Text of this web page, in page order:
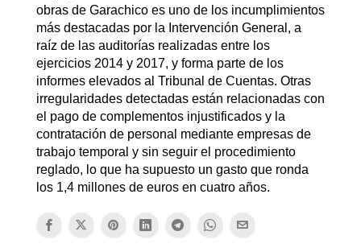
obras de Garachico es uno de los incumplimientos
más destacadas por la Intervención General, a
raíz de las auditorías realizadas entre los
ejercicios 2014 y 2017, y forma parte de los
informes elevados al Tribunal de Cuentas. Otras
irregularidades detectadas están relacionadas con
el pago de complementos injustificados y la
contratación de personal mediante empresas de
trabajo temporal y sin seguir el procedimiento
reglado, lo que ha supuesto un gasto que ronda
los 1,4 millones de euros en cuatro años.